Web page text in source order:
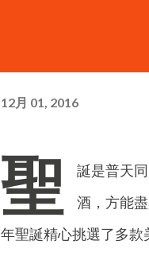
12月 01, 2016
聖
誕是普天
酒，方能
年聖誕精心挑選了多